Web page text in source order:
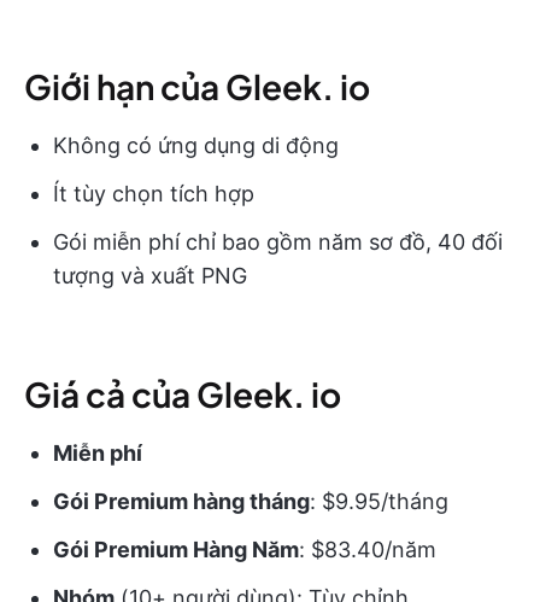
Giới hạn của Gleek. io
Không có ứng dụng di động
Ít tùy chọn tích hợp
Gói miễn phí chỉ bao gồm năm sơ đồ, 40 đối
tượng và xuất PNG
Giá cả của Gleek. io
Miễn phí
Gói Premium hàng tháng: $9.95/tháng
Gói Premium Hàng Năm: $83.40/năm